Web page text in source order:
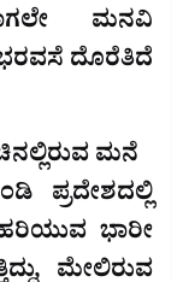
ಮನವಿ
ಭರವಸೆ ದೊರೆತಿದೆ
ಮನೆ
ಪ್ರದೇಶದಲ್ಲಿ
ಭಾರೀ
ಮೇಲಿರುವ